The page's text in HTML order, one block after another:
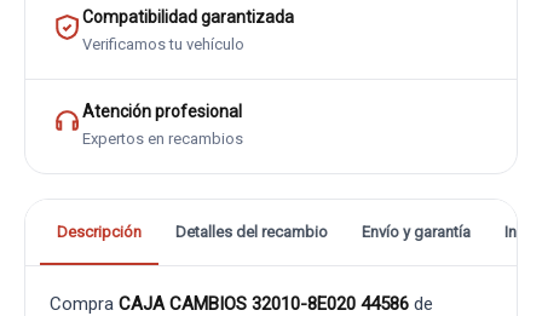
Compatibilidad garantizada
Verificamos tu vehículo
Atención profesional
Expertos en recambios
Descripción Detalles del recambio Envío y garantía
Compra CAJA CAMBIOS 32010-8E020 44586 de